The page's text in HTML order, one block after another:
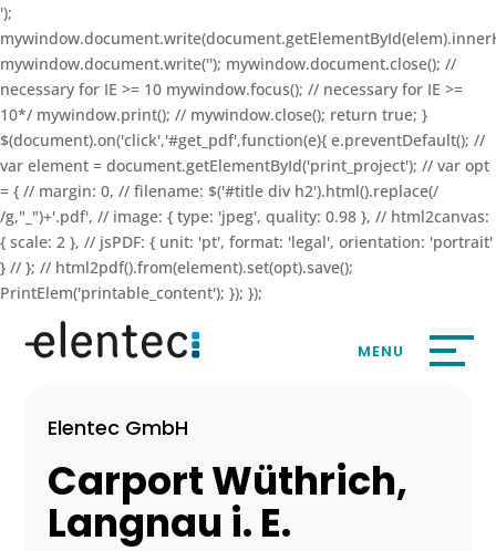
');
mywindow.document.write(''); mywindow.document.close(); //
necessary for IE >= 10 mywindow.focus(); // necessary for IE >=
10*/ mywindow.print(); // mywindow.close(); return true; }
$(document).on('click','#get_pdf',function(e){ e.preventDefault(); //
var element = document.getElementById('print_project'); // var opt
= { // margin: 0, // filename: $('#title div h2').html().replace(/
/g,"_")+'.pdf', // image: { type: 'jpeg', quality: 0.98 }, // html2canvas:
{ scale: 2 }, // jsPDF: { unit: 'pt', format: 'legal', orientation: 'portrait'
} // }; // html2pdf().from(element).set(opt).save();
PrintElem('printable_content'); }); });
Elentec GmbH
Carport Wüthrich,
Langnau i. E.